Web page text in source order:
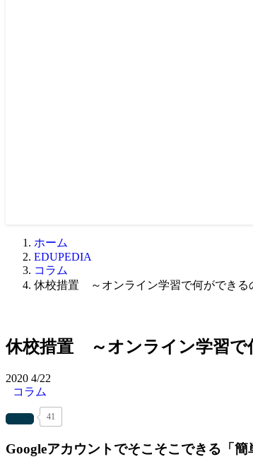
ホーム
EDUPEDIA
コラム
休校措置 ～オンライン学習で何ができる
休校措置 ～オンライン学習で
2020 4/22
コラム
41
Googleアカウントでそこそこできる「簡